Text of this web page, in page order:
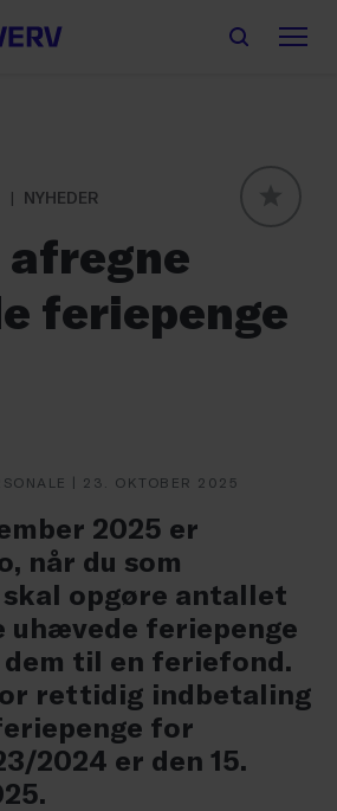
NYHEDER
afregne
feriepenge
| 23. OKTOBER 2025
2025 er
når du som
opgøre antallet
uhævede feriepenge
til en feriefond.
rettidig indbetaling
for
2024 er den 15.